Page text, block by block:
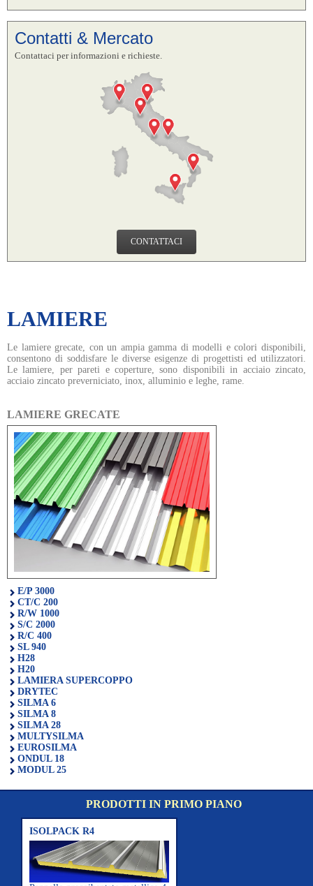
Contatti & Mercato
Contattaci per informazioni e richieste.
CONTATTACI
LAMIERE
Le lamiere grecate, con un ampia gamma di modelli e colori disponibili,
consentono di soddisfare le diverse esigenze di progettisti ed utilizzatori.
Le lamiere, per pareti e coperture, sono disponibili in acciaio zincato,
acciaio zincato preverniciato, inox, alluminio e leghe, rame.
LAMIERE GRECATE
E/P 3000
CT/C 200
R/W 1000
S/C 2000
R/C 400
SL 940
H28
H20
LAMIERA SUPERCOPPO
DRYTEC
SILMA 6
SILMA 8
SILMA 28
MULTYSILMA
EUROSILMA
ONDUL 18
MODUL 25
PRODOTTI IN PRIMO PIANO
ISOLPACK R4